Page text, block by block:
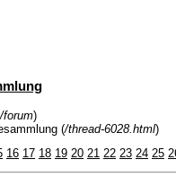
forum)
(/thread-6028.html)
16 17 18 19 20 21 22 23 24 25